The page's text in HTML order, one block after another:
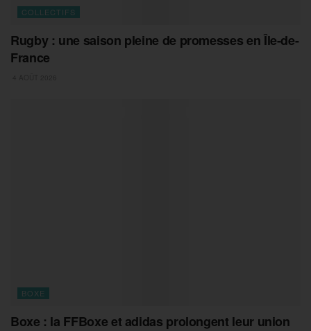
COLLECTIFS
Rugby : une saison pleine de promesses en Île-de-
France
BOXE
Boxe : la FFBoxe et adidas prolongent leur union